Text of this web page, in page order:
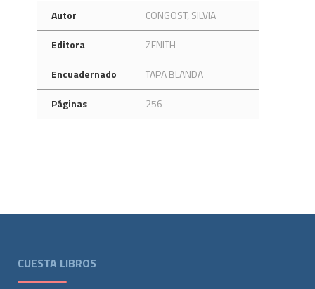
Autor
CONGOST, SILVIA
Editora
ZENITH
Encuadernado
TAPA BLANDA
Páginas
256
CUESTA LIBROS